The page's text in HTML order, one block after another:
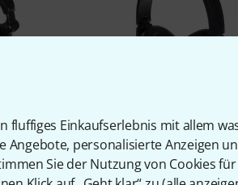
fluffiges Einkaufserlebnis mit allem
Angebote, personalisierte Anzeigen
Sie der Nutzung von Cookies
6%
KAUFTEN
Fun Generation